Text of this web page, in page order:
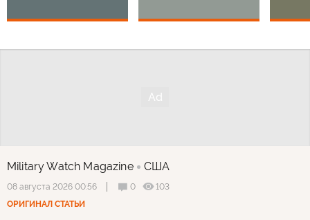
Military Watch Magazine США
08 августа 2026 00:56 0
103
ОРИГИНАЛ СТАТЬИ